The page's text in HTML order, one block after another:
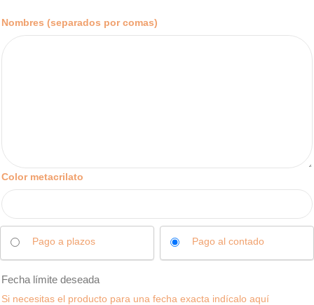
Nombres (separados por comas)
Color metacrilato
Pago a plazos Pago al contado
Fecha límite deseada
Si necesitas el producto para una fecha exacta indícalo aquí